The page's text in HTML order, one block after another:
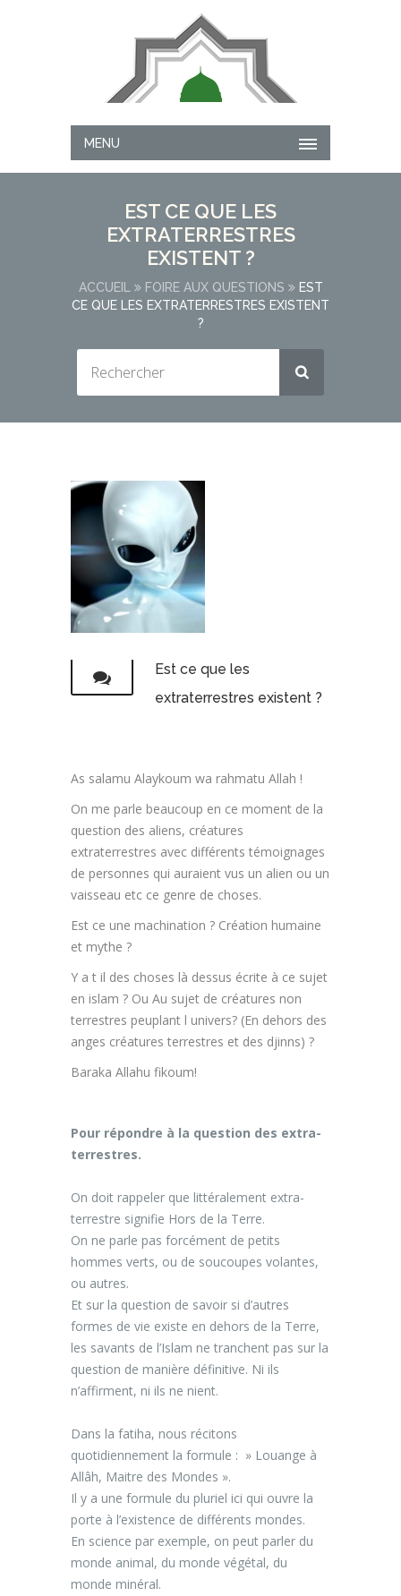
MENU
EST CE QUE LES
EXTRATERRESTRES
EXISTENT ?
ACCUEIL FOIRE AUX QUESTIONS
EST
CE QUE LES EXTRATERRESTRES EXISTENT
?
Est ce que les
extraterrestres existent ?
As salamu Alaykoum wa rahmatu Allah !
On me parle beaucoup en ce moment de la
question des aliens, créatures
extraterrestres avec différents témoignages
de personnes qui auraient vus un alien ou un
vaisseau etc ce genre de choses.
Est ce une machination ? Création humaine
et mythe ?
Y a t il des choses là dessus écrite à ce sujet
en islam ? Ou Au sujet de créatures non
terrestres peuplant l univers? (En dehors des
anges créatures terrestres et des djinns) ?
Baraka Allahu fikoum!
Pour répondre à la question des extra-
terrestres.
On doit rappeler que littéralement extra-
terrestre signifie Hors de la Terre.
On ne parle pas forcément de petits
hommes verts, ou de soucoupes volantes,
ou autres.
Et sur la question de savoir si d’autres
formes de vie existe en dehors de la Terre,
les savants de l’Islam ne tranchent pas sur la
question de manière définitive. Ni ils
n’affirment, ni ils ne nient.
Dans la fatiha, nous récitons
quotidiennement la formule : » Louange à
Allâh, Maitre des Mondes ».
Il y a une formule du pluriel ici qui ouvre la
porte à l’existence de différents mondes.
En science par exemple, on peut parler du
monde animal, du monde végétal, du
monde minéral.